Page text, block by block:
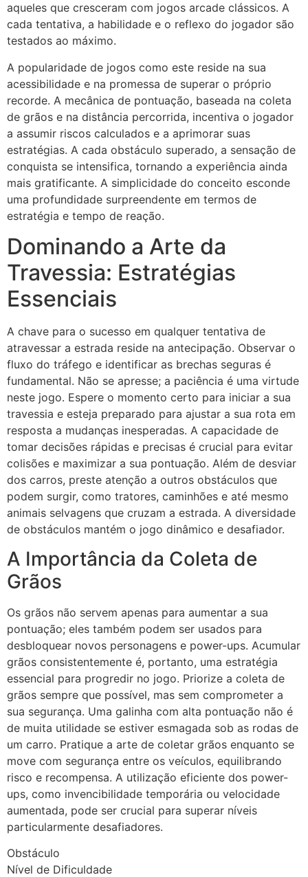
aqueles que cresceram com jogos arcade clássicos. A
cada tentativa, a habilidade e o reflexo do jogador são
testados ao máximo.
A popularidade de jogos como este reside na sua
acessibilidade e na promessa de superar o próprio
recorde. A mecânica de pontuação, baseada na coleta
de grãos e na distância percorrida, incentiva o jogador
a assumir riscos calculados e a aprimorar suas
estratégias. A cada obstáculo superado, a sensação de
conquista se intensifica, tornando a experiência ainda
mais gratificante. A simplicidade do conceito esconde
uma profundidade surpreendente em termos de
estratégia e tempo de reação.
Dominando a Arte da
Travessia: Estratégias
Essenciais
A chave para o sucesso em qualquer tentativa de
atravessar a estrada reside na antecipação. Observar o
fluxo do tráfego e identificar as brechas seguras é
fundamental. Não se apresse; a paciência é uma virtude
neste jogo. Espere o momento certo para iniciar a sua
travessia e esteja preparado para ajustar a sua rota em
resposta a mudanças inesperadas. A capacidade de
tomar decisões rápidas e precisas é crucial para evitar
colisões e maximizar a sua pontuação. Além de desviar
dos carros, preste atenção a outros obstáculos que
podem surgir, como tratores, caminhões e até mesmo
animais selvagens que cruzam a estrada. A diversidade
de obstáculos mantém o jogo dinâmico e desafiador.
A Importância da Coleta de
Grãos
Os grãos não servem apenas para aumentar a sua
pontuação; eles também podem ser usados para
desbloquear novos personagens e power-ups. Acumular
grãos consistentemente é, portanto, uma estratégia
essencial para progredir no jogo. Priorize a coleta de
grãos sempre que possível, mas sem comprometer a
sua segurança. Uma galinha com alta pontuação não é
de muita utilidade se estiver esmagada sob as rodas de
um carro. Pratique a arte de coletar grãos enquanto se
move com segurança entre os veículos, equilibrando
risco e recompensa. A utilização eficiente dos power-
ups, como invencibilidade temporária ou velocidade
aumentada, pode ser crucial para superar níveis
particularmente desafiadores.
Obstáculo
Nível de Dificuldade